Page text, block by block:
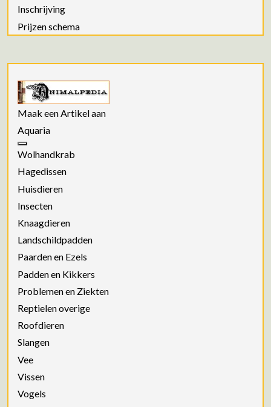
Inschrijving
Prijzen schema
Maak een Artikel aan
Aquaria
Wolhandkrab
Hagedissen
Huisdieren
Insecten
Knaagdieren
Landschildpadden
Paarden en Ezels
Padden en Kikkers
Problemen en Ziekten
Reptielen overige
Roofdieren
Slangen
Vee
Vissen
Vogels